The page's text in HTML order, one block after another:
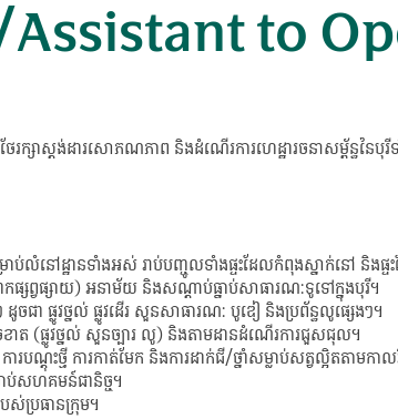
Assistant to
ថែរក្សាស្តង់ដារសោភណភាព និងដំណើរការហេដ្ឋារចនាសម្ព័ន្ធ
លំនៅដ្ឋានទាំងអស់ រាប់បញ្ចូលទាំងផ្ទះដែលកំពុងស្នាក់នៅ និងផ្ទ
ាកផ្សព្វផ្សាយ) អនាម័យ និងសណ្តាប់ធ្នាប់សាធារណៈទូទៅក្នុងបុរី។
ដូចជា ផ្លូវថ្នល់ ផ្លូវដើរ សួនសាធារណៈ បូឌៀ និងប្រព័ន្ធលូផ្សេងៗ។
ខាត (ផ្លូវថ្នល់ សួនច្បារ លូ) និងតាមដានដំណើរការជួសជុល។
បណ្តុះថ្មី ការកាត់មែក និងការដាក់ជី/ថ្នាំសម្លាប់សត្វល្អិតតាមកា
ាប់សហគមន៍ជានិច្ច។
បស់ប្រធានក្រុម។